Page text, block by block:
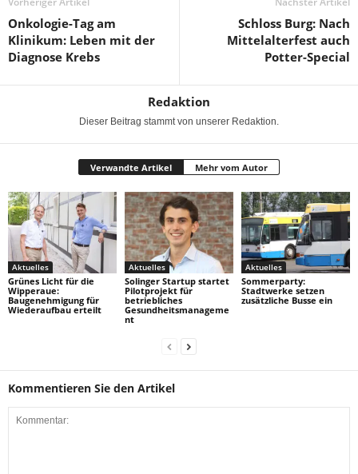
Onkologie-Tag am
Klinikum: Leben mit der
Diagnose Krebs
Schloss Burg: Nach
Mittelalterfest auch
Potter-Special
Redaktion
Dieser Beitrag stammt von unserer Redaktion.
Verwandte Artikel Mehr vom Autor
Aktuelles
Grünes Licht für die
Wipperaue:
Baugenehmigung für
Wiederaufbau erteilt
Aktuelles
Solinger Startup startet
Pilotprojekt für
betriebliches
Gesundheitsmanageme
nt
Aktuelles
Sommerparty:
Stadtwerke setzen
zusätzliche Busse ein
Kommentieren Sie den Artikel